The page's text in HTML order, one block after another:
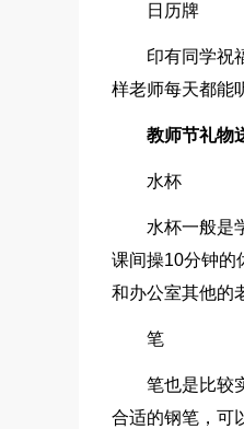
日历牌
印有同学祝
样老师每天都能
教师节礼物
水杯
水杯一般是
课间操10分钟的
和办公室其他的
笔
笔也是比较
合适的钢笔，可